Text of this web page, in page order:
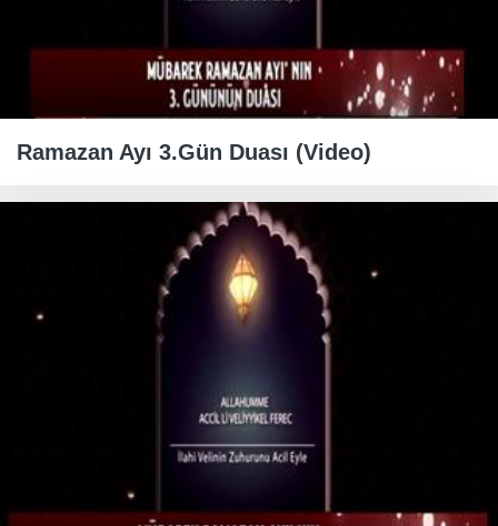
Ramazan Ayı 3.Gün Duası (Video)